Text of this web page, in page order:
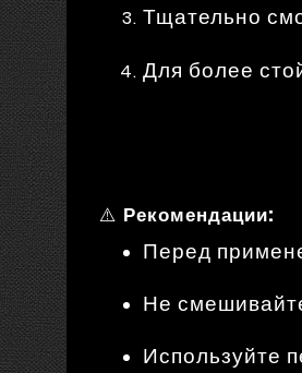
Тщательно
Для более
⚠️ Рекомендации:
Перед
Не
Используйте